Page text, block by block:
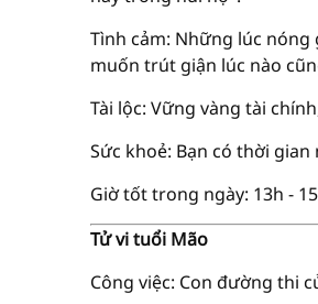
Tình cảm: Những lúc
muốn trút giận lúc nào
Tài lộc: Vững vàng tài
Sức khoẻ: Bạn có thời
Giờ tốt trong ngày: 13h -
Tử vi tuổi Mão
Công việc: Con đường thi